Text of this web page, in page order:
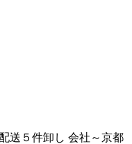
送５件卸し 会社～京都